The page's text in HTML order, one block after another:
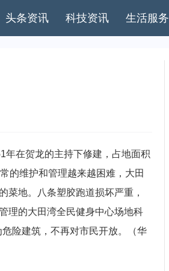
头条资讯 科技资讯 生活服务
在贺龙的主持下修建，占地面积
的维护和管理越来越困难，大田
菜地。八条塑胶跑道损坏严重，
理的大田湾全民健身中心场地科
险建筑，不再对市民开放。（华